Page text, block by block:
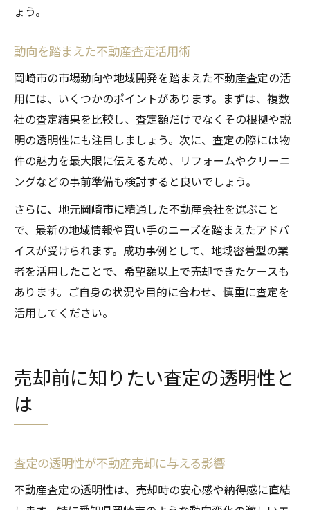
ょう。
動向を踏まえた不動産査定活用術
岡崎市の市場動向や地域開発を踏まえた不動産査定の活
用には、いくつかのポイントがあります。まずは、複数
社の査定結果を比較し、査定額だけでなくその根拠や説
明の透明性にも注目しましょう。次に、査定の際には物
件の魅力を最大限に伝えるため、リフォームやクリーニ
ングなどの事前準備も検討すると良いでしょう。
さらに、地元岡崎市に精通した不動産会社を選ぶこと
で、最新の地域情報や買い手のニーズを踏まえたアドバ
イスが受けられます。成功事例として、地域密着型の業
者を活用したことで、希望額以上で売却できたケースも
あります。ご自身の状況や目的に合わせ、慎重に査定を
活用してください。
売却前に知りたい査定の透明性と
は
査定の透明性が不動産売却に与える影響
不動産査定の透明性は、売却時の安心感や納得感に直結